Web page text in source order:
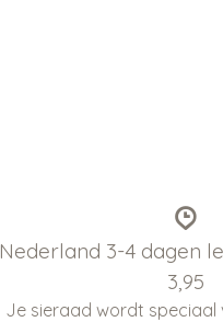
Nederland 3-4 dagen
3,95
Je sieraad wordt